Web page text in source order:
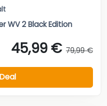
WV 2 Black Edition
45,99 € 79,99 €